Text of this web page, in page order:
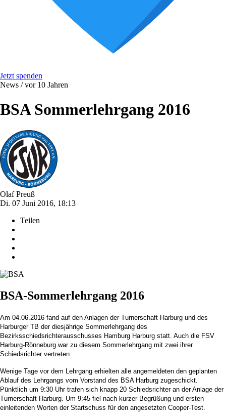
Jetzt spenden
News /vor 10 Jahren
BSA Sommerlehrgang 2016
Olaf Preuß
Di. 07 Juni 2016, 18:13
Teilen
BSA-Sommerlehrgang 2016
Am 04.06.2016 fand auf den Anlagen der Turnerschaft Harburg und des
Harburger TB der diesjährige Sommerlehrgang des
Bezirksschiedsrichterausschusses Hamburg Harburg statt. Auch die FSV
Harburg-Rönneburg war zu diesem Sommerlehrgang mit zwei ihrer
Schiedsrichter vertreten.
Wenige Tage vor dem Lehrgang erhielten alle angemeldeten den geplanten
Ablauf des Lehrgangs vom Vorstand des BSA Harburg zugeschickt.
Pünktlich um 9:30 Uhr trafen sich knapp 20 Schiedsrichter an der Anlage der
Turnerschaft Harburg. Um 9:45 fiel nach kurzer Begrüßung und ersten
einleitenden Worten der Startschuss für den angesetzten Cooper-Test.